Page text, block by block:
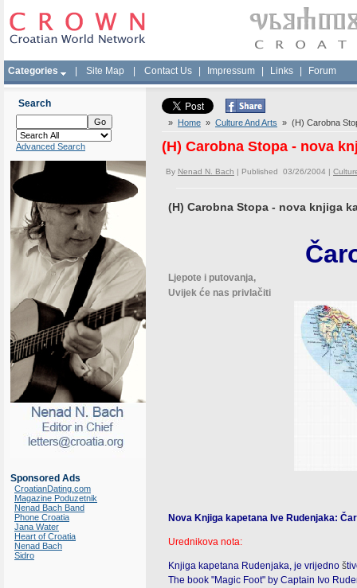
Categories Site Map Contact Us Impressum Links Forum
Search
Advanced Search
Sponsored Ads
CroatianDating.com
Magazine Poduzetnik
Nenad Bach Band
Phone Croatia
Jana Water
Heart of Croatia
Nenad Bach
Sidro
» Home » Culture And Arts » (H) Carobna
(H) Carobna Stopa - nova
By Nenad N. Bach | Published 03/26/2004 |
(H) Carobna Stopa - nova knjiga
Ljepote i putovanja,
Uvijek će nas privlačiti
Nova Knjiga kapetana Ive Rudenjaka:
Urednikova nota:
Knjiga kapetana Rudenjaka, je vrijedno š
The book "Magic Foot" by Captain Ivo